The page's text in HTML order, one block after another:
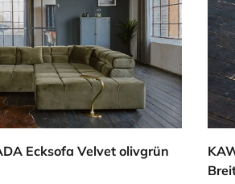
Ecksofa Velvet olivgrün